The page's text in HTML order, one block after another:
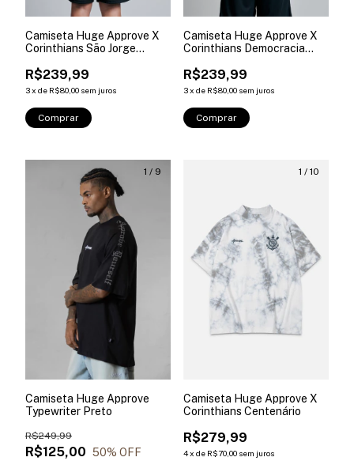
Camiseta Huge Approve X
Corinthians São Jorge
R$239,99
3x de R$80,00 sem juros
Comprar
Camiseta Huge Approve X
Corinthians Democracia
R$239,99
3x de R$80,00 sem juros
Comprar
1 / 9
Camiseta Huge Approve
Typewriter Preto
R$125,00
R$249,99
50% OFF
1 / 10
Camiseta Huge Approve X
Corinthians Centenário
R$279,99
4x de R$70,00 sem juros